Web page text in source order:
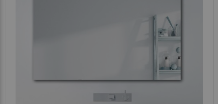
Каталог
зеркал
Шкафчики
Душевые